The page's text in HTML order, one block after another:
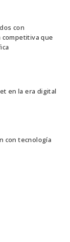
con
competitiva que
en la era digital
con tecnología